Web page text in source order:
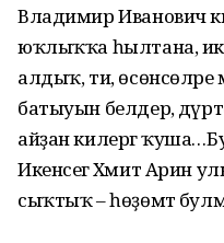
Владимир Иванович
юҡлыҡҡа һылтана,
алдыҡ, ти,
батыуын белдерә,
айҙан килергә
Икенсегә Хәмит Арин
сыҡтыҡ – һөҙөмтә